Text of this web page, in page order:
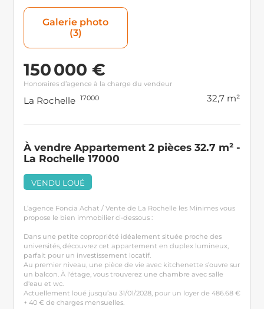
Galerie photo
(3)
À vendre Appartement 2 pièces 32.7 m² -
La Rochelle 17000
VENDU LOUÉ
L’agence Foncia Achat / Vente de La Rochelle les Minimes vous
propose le bien immobilier ci-dessous :
Dans une petite copropriété idéalement située proche des
universités, découvrez cet appartement en duplex lumineux,
parfait pour un investissement locatif.
Au premier niveau, une pièce de vie avec kitchenette s’ouvre sur
un balcon. À l'étage, vous trouverez une chambre avec salle
d'eau et wc.
Actuellement loué jusqu’au 31/01/2028, pour un loyer de 486.68 €
+ 40 € de charges mensuelles.
150 000 €
Honoraires d’agence à la charge du vendeur
La Rochelle 17000 32,7 m²